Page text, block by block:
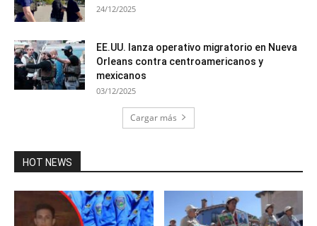
24/12/2025
EE.UU. lanza operativo migratorio en Nueva
Orleans contra centroamericanos y
mexicanos
03/12/2025
Cargar más
HOT NEWS